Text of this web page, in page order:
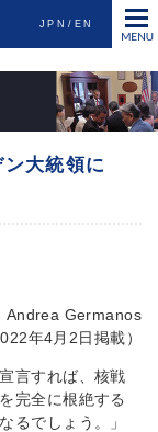
JPN EN
大統領に
Andrea Germanos
年4月2日掲載）
言すれば、核戦
完全に根絶する
るでしょう。」